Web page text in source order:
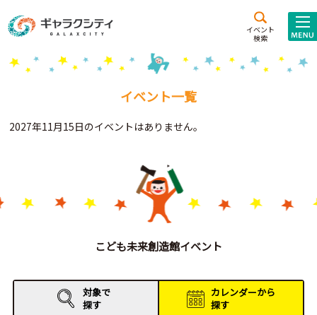
イベント
検索
施設案内
こども
西新井
施設･
Gがくえん
お知らせ
イベントレポート
イベント一覧
2027年11月15日のイベントはありません。
こども未来創造館イベント
対象で
探す
カレンダーから
探す